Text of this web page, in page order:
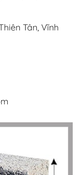
Tân, Vĩnh